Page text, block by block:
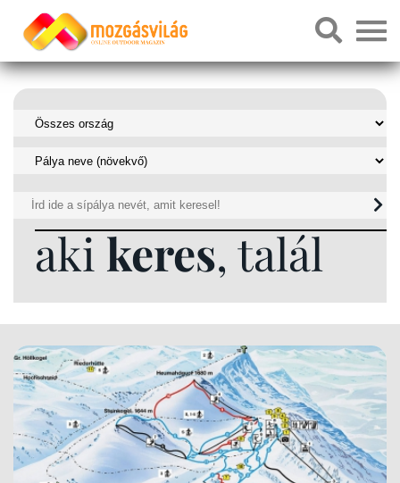
aki keres, talál